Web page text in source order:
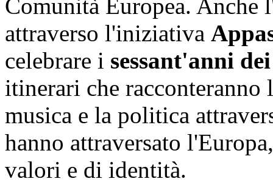
Comunità Europea. Anche
attraverso l'iniziativa
celebrare i sessant'anni
itinerari che racconteranno
musica e la politica
hanno attraversato
valori e di identità.